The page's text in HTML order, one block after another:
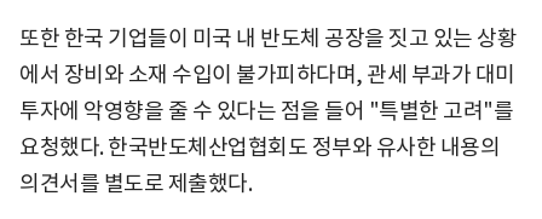
또한 한국 기업들이 미국 내 반도체 공장을 짓고 있는 상황
에서 장비와 소재 수입이 불가피하다며, 관세 부과가 대미
투자에 악영향을 줄 수 있다는 점을 들어 "특별한 고려"를
요청했다. 한국반도체산업협회도 정부와 유사한 내용의
의견서를 별도로 제출했다.